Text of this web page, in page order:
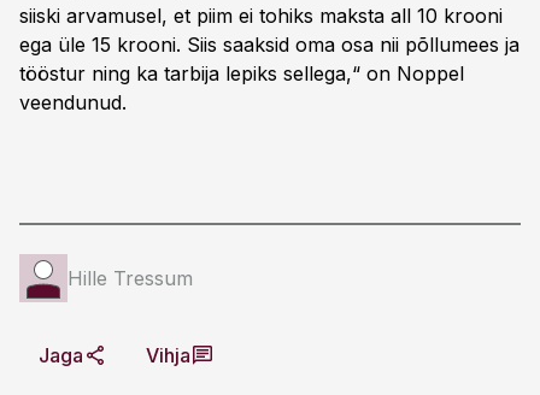
siiski arvamusel, et piim ei tohiks maksta all 10 krooni
ega üle 15 krooni. Siis saaksid oma osa nii põllumees ja
tööstur ning ka tarbija lepiks sellega,“ on Noppel
veendunud.
Hille Tressum
Jaga Vihja